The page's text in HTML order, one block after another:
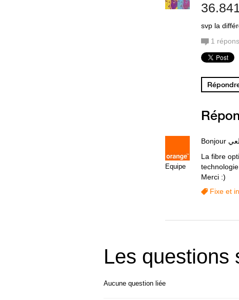
svp la
1
Equipe
La fibre
Merci :)
Fixe et
Les questions
Aucune question liée